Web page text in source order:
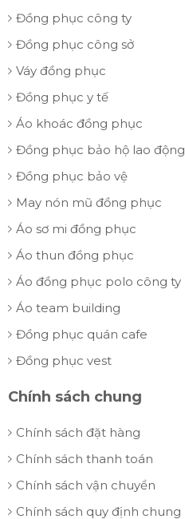
Đồng phục công ty
Đồng phục công sở
Váy đồng phục
Đồng phục y tế
Áo khoác đồng phục
Đồng phục bảo hộ lao động
Đồng phục bảo vệ
May nón mũ đồng phục
Áo sơ mi đồng phục
Áo thun đồng phục
Áo đồng phục polo công ty
Áo team building
Đồng phục quán cafe
Đồng phục vest
Chính sách chung
Chính sách đặt hàng
Chính sách thanh toán
Chính sách vận chuyển
Chính sách quy định chung